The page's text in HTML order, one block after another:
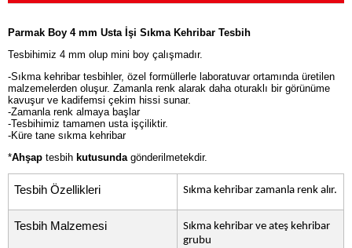
Parmak Boy 4 mm Usta İşi Sıkma Kehribar Tesbih
Tesbihimiz 4 mm olup mini boy çalışmadır.
-Sıkma kehribar tesbihler, özel formüllerle laboratuvar ortamında üretilen
malzemelerden oluşur. Zamanla renk alarak daha oturaklı bir görünüme
kavuşur ve kadifemsi çekim hissi sunar.
-Zamanla renk almaya başlar
-Tesbihimiz tamamen usta işçiliktir.
-Küre tane sıkma kehribar
*Ahşap tesbih kutusunda gönderilmetekdir.
Tesbih Özellikleri Sıkma kehribar zamanla renk alır.
Tesbih Malzemesi
Sıkma kehribar ve ateş kehribar
grubu